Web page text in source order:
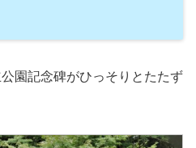
園記念碑がひっそりとたたず